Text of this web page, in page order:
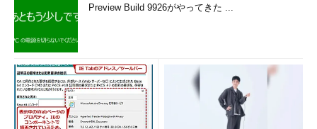
Preview Build 9926がやってきた ...